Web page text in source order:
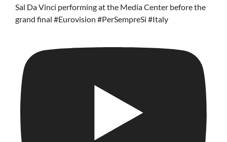
Sal Da Vinci performing at the Media Center before the
grand final #Eurovision #PerSempreSi #Italy